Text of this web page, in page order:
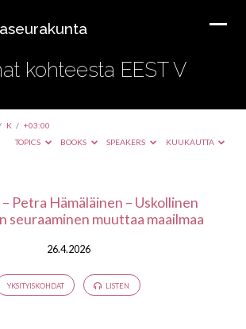
kohteesta EEST V
K / +03:00
TOPICS
BOOKS SPEAKERS KUUKAUTTA
Petra Hämäläinen – Uskollinen
seuraaminen muuttaa maailmaa
26.4.2026
YKSITYISKOHDAT LISTEN